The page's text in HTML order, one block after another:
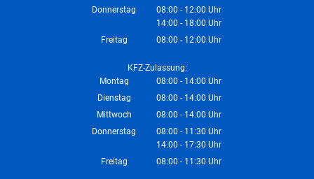
Von 08:00 bis 12:00 Uhr
Donnerstag 08:00 - 12:00 Uhr
Von 08:00 bis 12:00 Uhr
14:00 - 18:00 Uhr
Von 14:00 bis 18:00 Uhr
Freitag 08:00 - 12:00 Uhr
KFZ-Zulassung:
Montag
08:00 - 14:00 Uhr
Von 08:00 bis 14:00 Uhr
Dienstag 08:00 - 14:00 Uhr
Von 08:00 bis 14:00 Uhr
Mittwoch 08:00 - 14:00 Uhr
Von 08:00 bis 14:00 Uhr
Donnerstag 08:00 - 11:30 Uhr
Von 08:00 bis 11:30 Uhr
14:00 - 17:30 Uhr
Von 14:00 bis 17:30 Uhr
Freitag 08:00 - 11:30 Uhr